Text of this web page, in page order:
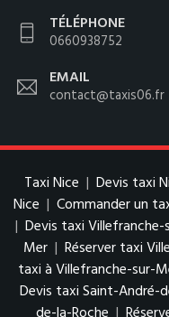
TÉLÉPHONE
0660938752
EMAIL
contact@taxis06.fr
Taxi Nice | Devis taxi
Nice | Commander un
| Devis taxi
Mer | Réserver taxi
taxi à Villefranche-sur-
Devis taxi Saint-André-